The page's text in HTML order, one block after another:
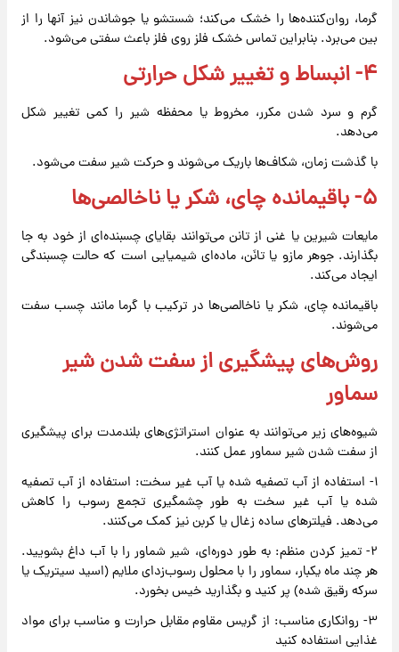
گرما، روان‌کننده‌ها را خشک می‌کند؛ شستشو یا جوشاندن نیز آنها را از
بین می‌برد. بنابراین تماس خشک فلز روی فلز باعث سفتی می‌شود.
۴- انبساط و تغییر شکل حرارتی
گرم و سرد شدن مکرر، مخروط یا محفظه شیر را کمی تغییر شکل
می‌دهد.
با گذشت زمان، شکاف‌ها باریک می‌شوند و حرکت شیر سفت می‌شود.
۵- باقیمانده چای، شکر یا ناخالصی‌ها
مایعات شیرین یا غنی از تانن می‌توانند بقایای چسبنده‌ای از خود به جا
بگذارند. جوهر مازو یا تانَن، ماده‌ای شیمیایی است که حالت چسبندگی
ایجاد می‌کند.
باقیمانده چای، شکر یا ناخالصی‌ها در ترکیب با گرما مانند چسب سفت
می‌شوند.
روش‌های پیشگیری از سفت شدن شیر
سماور
شیوه‌های زیر می‌توانند به عنوان استراتژی‌های بلندمدت برای پیشگیری
از سفت شدن شیر سماور عمل کنند.
۱- استفاده از آب تصفیه شده یا آب غیر سخت: استفاده از آب تصفیه
شده یا آب غیر سخت به طور چشمگیری تجمع رسوب را کاهش
می‌دهد. فیلترهای ساده زغال یا کربن نیز کمک می‌کنند.
۲- تمیز کردن منظم: به طور دوره‌ای، شیر شماور را با آب داغ بشویید.
هر چند ماه یکبار، سماور را با محلول رسوب‌زدای ملایم (اسید سیتریک یا
سرکه رقیق شده) پر کنید و بگذارید خیس بخورد.
۳- روانکاری مناسب: از گریس مقاوم مقابل حرارت و مناسب برای مواد
غذایی استفاده کنید